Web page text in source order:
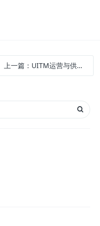
上一篇： UITM运营与供应链硕士课程“采购与购买